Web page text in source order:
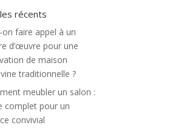
récents
on faire appel à un
d’œuvre pour une
de maison
traditionnelle ?
meubler un salon :
complet pour un
convivial